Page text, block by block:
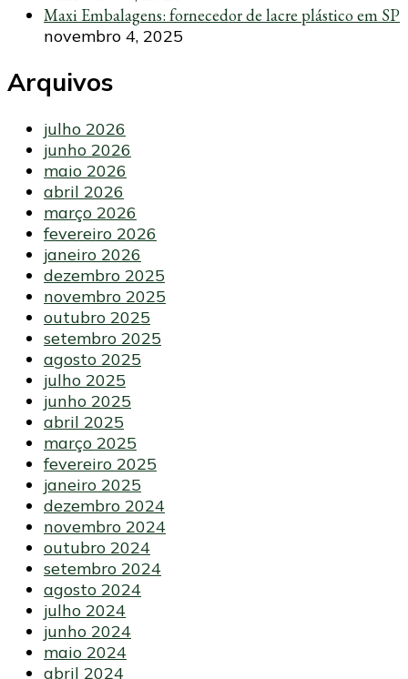
Maxi Embalagens: fornecedor de lacre plástico em SP
novembro 4, 2025
Arquivos
julho 2026
junho 2026
maio 2026
abril 2026
março 2026
fevereiro 2026
janeiro 2026
dezembro 2025
novembro 2025
outubro 2025
setembro 2025
agosto 2025
julho 2025
junho 2025
abril 2025
março 2025
fevereiro 2025
janeiro 2025
dezembro 2024
novembro 2024
outubro 2024
setembro 2024
agosto 2024
julho 2024
junho 2024
maio 2024
abril 2024